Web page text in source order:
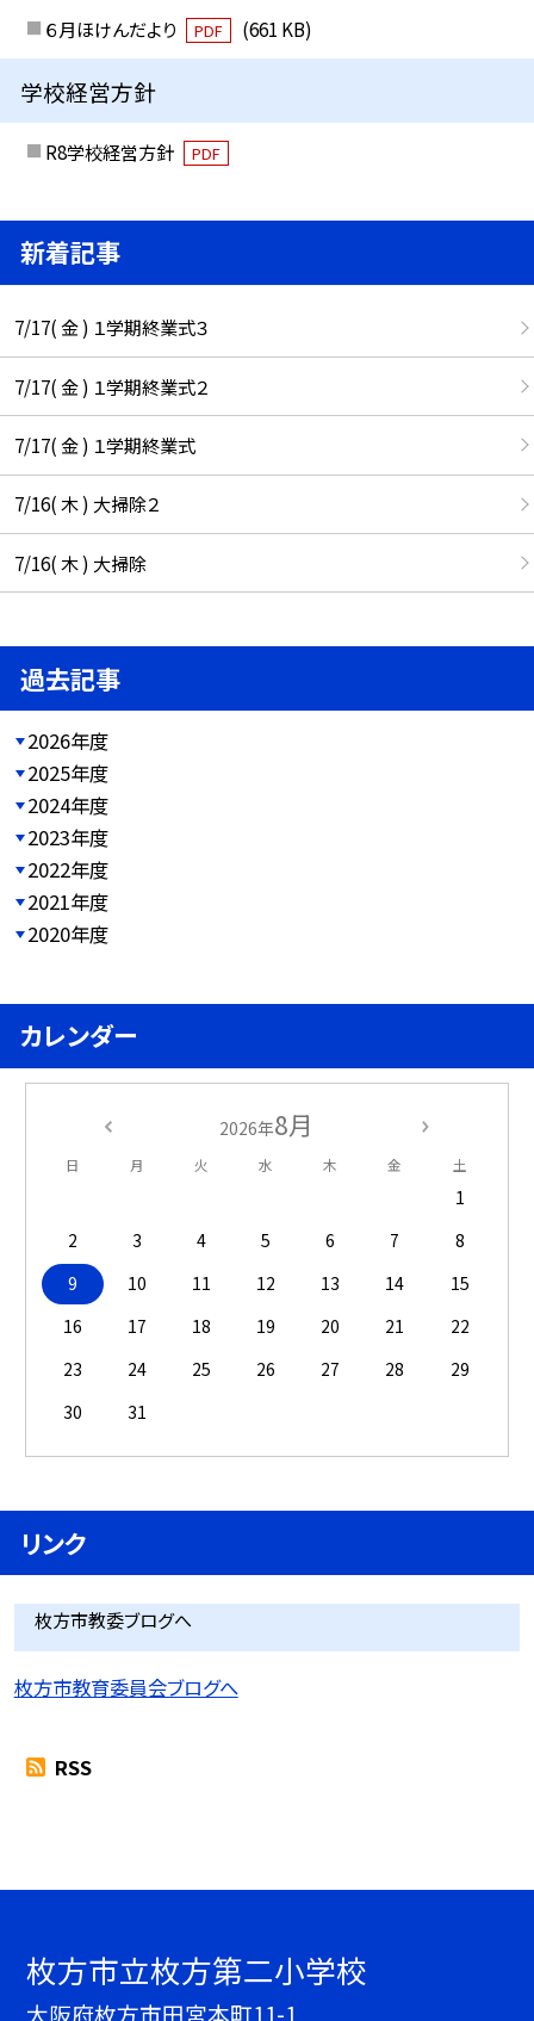
６月ほけんだより
PDF (661 KB)
学校経営方針
R8学校経営方針 PDF
新着記事
7/17( 金 ) １学期終業式３
7/17( 金 ) １学期終業式２
7/17( 金 ) １学期終業式
7/16( 木 ) 大掃除２
7/16( 木 ) 大掃除
過去記事
2026年度
2025年度
2024年度
2023年度
2022年度
2021年度
2020年度
カレンダー
2026年8月
日 月 火 水 木 金 土
1
2
3 4 5 6 7
8
9
10 11 12 13 14
15
16
17 18 19 20 21
22
23
24 25 26 27 28
29
30
31
リンク
枚方市教委ブログへ
枚方市教育委員会ブログへ
RSS
枚方市立枚方第二小学校
大阪府枚方市田宮本町11-1